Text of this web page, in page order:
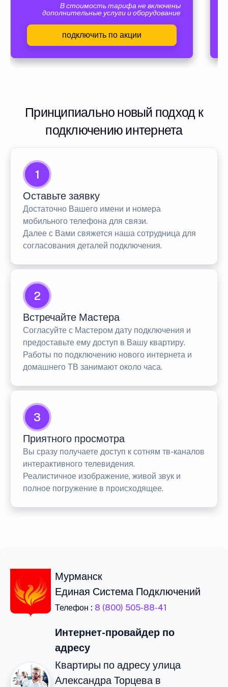
В стоимость тарифа не включены
дополнительные услуги и оборудование
подключить по акции
Принципиально новый подход к
подключению интернета
1
Оставьте заявку
Достаточно Вашего имени и номера
мобильного телефона для связи.
Далее с Вами свяжется наша сотрудница для
согласования деталей подключения.
2
Встречайте Мастера
Согласуйте с Мастером дату подключения и
предоставьте ему доступ в Вашу квартиру.
Работы по подключению нового интернета и
домашнего ТВ занимают около часа.
3
Приятного просмотра
Вы сразу получаете доступ к сотням тв-каналов
интерактивного телевидения.
Реалистичное изображение, живой звук и
полное погружение в происходящее.
Мурманск
Единая Система Подключений
Телефон : 8 (800) 505-88-41
Интернет-провайдер по
адресу
Квартиры по адресу улица
Александра Торцева в